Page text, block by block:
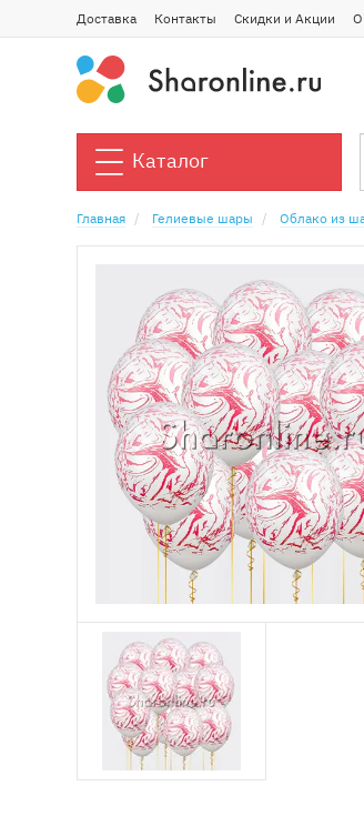
Доставка Контакты Скидки и Акции О
Каталог
Главная Гелиевые шары Облако из